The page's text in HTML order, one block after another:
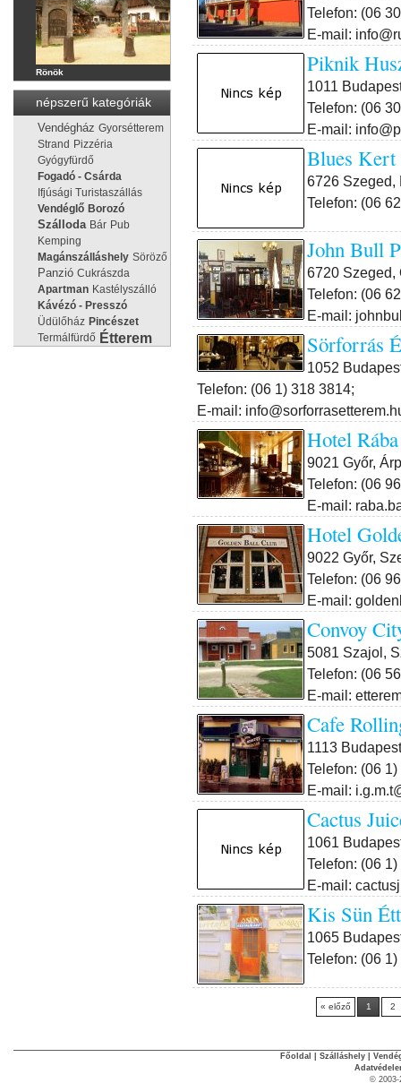
Rönök
népszerű kategóriák
Vendégház Gyorsétterem
Strand Pizzéria
Gyógyfürdő
Fogadó - Csárda
Ifjúsági Turistaszállás
Vendéglő Borozó
Szálloda Bár Pub
Kemping
Magánszálláshely Söröző
Panzió Cukrászda
Apartman Kastélyszálló
Kávézó - Presszó
Üdülőház Pincészet
Termálfürdő Étterem
Telefon: (06
E-mail:
Piknik
1011
Telefon: (06
E-mail:
Blues Kert
6726 Szeged,
Telefon: (06
John Bull
6720 Szeged,
Telefon: (06
E-mail:
Sörforrás
1052
Telefon: (06 1) 318 3814;
E-mail:
Hotel
9021 Győr,
Telefon: (06
E-mail:
Hotel
9022 Győr,
Telefon: (06
E-mail:
Convoy
5081 Szajol,
Telefon: (06
E-mail:
Cafe
1113
Telefon: (06
E-mail:
Cactus
1061
Telefon: (06
E-mail:
Kis Sün
1065
Telefon: (06
« előző 1 2
Főoldal Szálláshely
© 2003-